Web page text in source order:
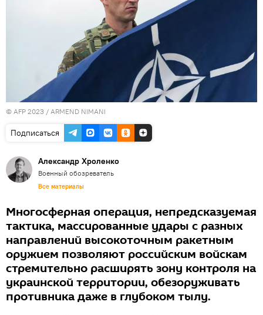
© AFP 2023 / ARMEND NIMANI
Подписаться
Александр Хроленко
Военный обозреватель
Все материалы
Многосферная операция, непредсказуемая
тактика, массированные удары с разных
направлений высокоточным ракетным
оружием позволяют российским войскам
стремительно расширять зону контроля на
украинской территории, обезоруживать
противника даже в глубоком тылу.